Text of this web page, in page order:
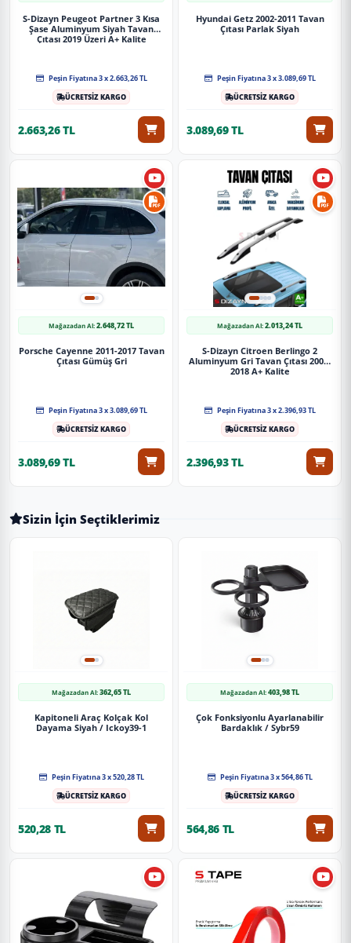
S-Dizayn Peugeot Partner 3 Kısa
Şase Aluminyum Siyah Tavan
Çıtası 2019 Üzeri A+ Kalite
Peşin Fiyatına 3 x 2.663,26 TL
ÜCRETSİZ KARGO
2.663,26 TL
Hyundai Getz 2002-2011 Tavan
Çıtası Parlak Siyah
Peşin Fiyatına 3 x 3.089,69 TL
ÜCRETSİZ KARGO
3.089,69 TL
Mağazadan Al:2.648,72 TL
Porsche Cayenne 2011-2017 Tavan
Çıtası Gümüş Gri
Peşin Fiyatına 3 x 3.089,69 TL
ÜCRETSİZ KARGO
3.089,69 TL
Mağazadan Al:2.013,24 TL
S-Dizayn Citroen Berlingo 2
Aluminyum Gri Tavan Çıtası 2008-
2018 A+ Kalite
Peşin Fiyatına 3 x 2.396,93 TL
ÜCRETSİZ KARGO
2.396,93 TL
Sizin İçin Seçtiklerimiz
Mağazadan Al:362,65 TL
Kapitoneli Araç Kolçak Kol
Dayama Siyah / Ickoy39-1
Peşin Fiyatına 3 x 520,28 TL
ÜCRETSİZ KARGO
520,28 TL
Mağazadan Al:403,98 TL
Çok Fonksiyonlu Ayarlanabilir
Bardaklık / Sybr59
Peşin Fiyatına 3 x 564,86 TL
ÜCRETSİZ KARGO
564,86 TL